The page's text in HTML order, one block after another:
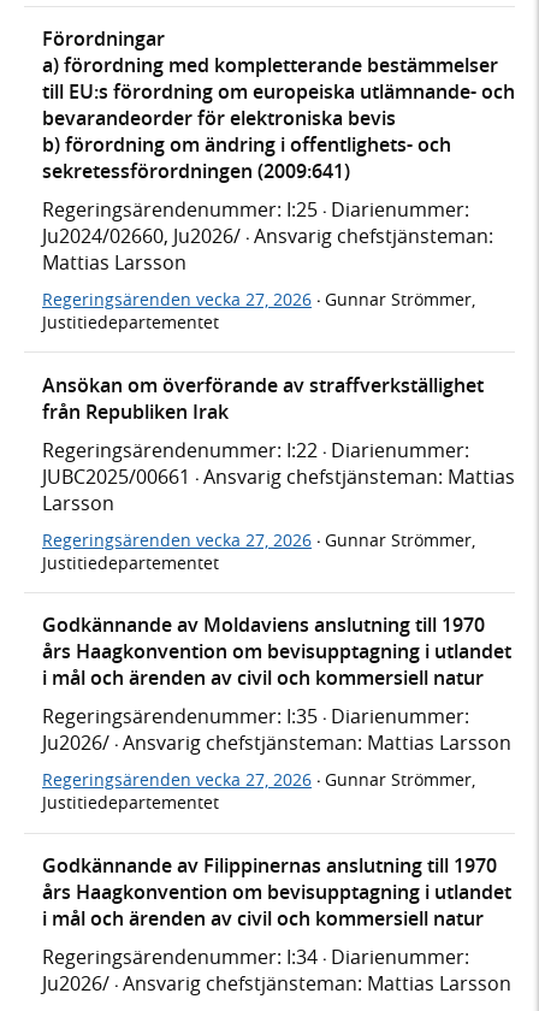
Förordningar
a) förordning med kompletterande bestämmelser
till EU:s förordning om europeiska utlämnande- och
bevarandeorder för elektroniska bevis
b) förordning om ändring i offentlighets- och
sekretessförordningen (2009:641)
Regeringsärendenummer: I:25 · Diarienummer:
Ju2024/02660, Ju2026/ · Ansvarig chefstjänsteman:
Mattias Larsson
Regeringsärenden vecka 27, 2026 · Gunnar Strömmer,
Justitiedepartementet
Ansökan om överförande av straffverkställighet
från Republiken Irak
Regeringsärendenummer: I:22 · Diarienummer:
JUBC2025/00661 · Ansvarig chefstjänsteman: Mattias
Larsson
Regeringsärenden vecka 27, 2026 · Gunnar Strömmer,
Justitiedepartementet
Godkännande av Moldaviens anslutning till 1970
års Haagkonvention om bevisupptagning i utlandet
i mål och ärenden av civil och kommersiell natur
Regeringsärendenummer: I:35 · Diarienummer:
Ju2026/ · Ansvarig chefstjänsteman: Mattias Larsson
Regeringsärenden vecka 27, 2026 · Gunnar Strömmer,
Justitiedepartementet
Godkännande av Filippinernas anslutning till 1970
års Haagkonvention om bevisupptagning i utlandet
i mål och ärenden av civil och kommersiell natur
Regeringsärendenummer: I:34 · Diarienummer:
Ju2026/ · Ansvarig chefstjänsteman: Mattias Larsson